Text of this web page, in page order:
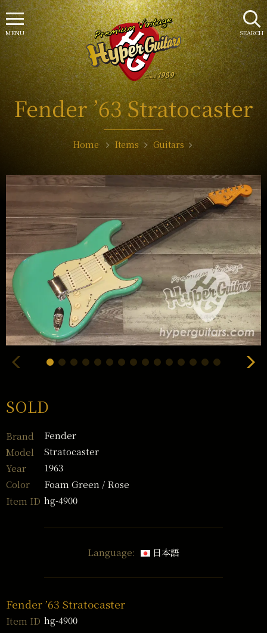
Fender ’63 Stratocaster
Home Items Guitars
SOLD
Brand
Fender
Model
Stratocaster
Year
1963
Color
Foam Green / Rose
Item ID hg-4900
Language: 日本語
Fender ’63 Stratocaster
Item ID hg-4900
SEARCH
MENU